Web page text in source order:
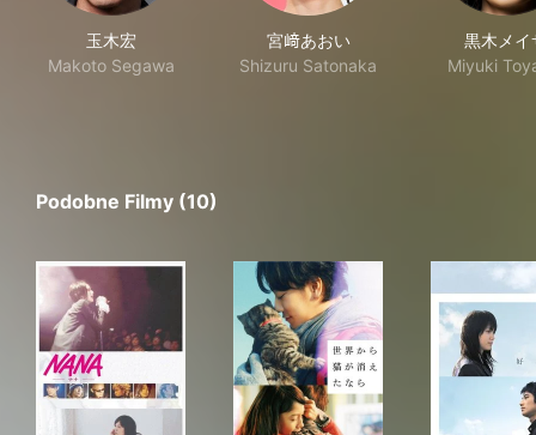
玉木宏
Makoto Segawa
宮﨑あおい
Shizuru Satonaka
黒木メイ
Miyuki
Podobne Filmy (10)